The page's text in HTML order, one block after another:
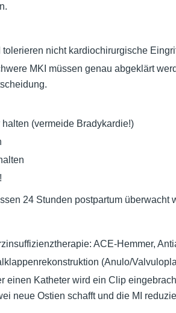
tolerieren nicht kardiochirurgische
MKI müssen genau abgeklärt
(vermeide Bradykardie!)
24 Stunden postpartum überwacht
ACE-Hemmer,
(Anulo/
einen Katheter wird ein Clip
neue Ostien schafft und die MI